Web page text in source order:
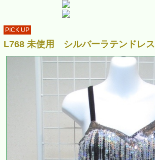
PICK UP
L768 未使用 シルバーラテンドレス